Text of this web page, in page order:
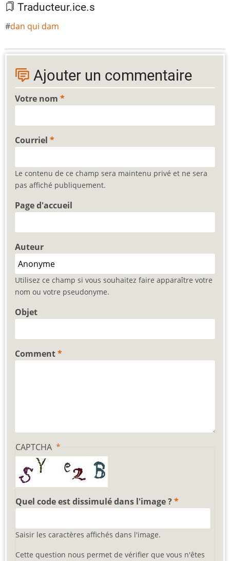
Traducteur.ice.s
dan qui dam
Ajouter un commentaire
Votre nom
Courriel
Le contenu de ce champ sera maintenu privé et ne sera
pas affiché publiquement.
Page d'accueil
Auteur
Utilisez ce champ si vous souhaitez faire apparaître votre
nom ou votre pseudonyme.
Objet
Comment
CAPTCHA
Quel code est dissimulé dans l'image ?
Saisir les caractères affichés dans l'image.
Cette question nous permet de vérifier que vous n'êtes